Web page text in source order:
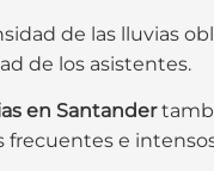
de las lluvias
de los asistentes.
en Santander
frecuentes e